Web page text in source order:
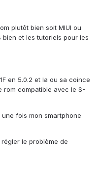
plutôt bien soit MIUI ou
et les tutoriels pour les
en 5.0.2 et la ou sa coince
rom compatible avec le S-
fois mon smartphone
le problème de